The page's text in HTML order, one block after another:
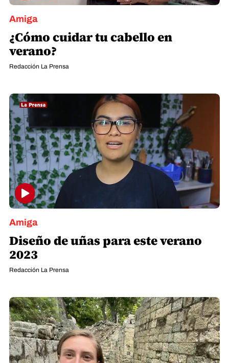
Amiga
¿Cómo cuidar tu cabello en
verano?
Redacción La Prensa
Amiga
Diseño de uñas para este verano
2023
Redacción La Prensa